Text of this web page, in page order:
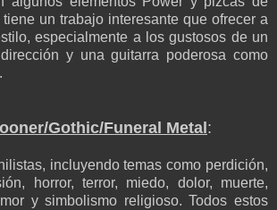
un trabajo interesante que ofrecer a
especialmente a los gustosos de un
y una guitarra poderosa como
Gothic/Funeral Metal :
incluyendo temas como perdición,
horror, terror, miedo, dolor, muerte,
y simbolismo religioso. Todos estos